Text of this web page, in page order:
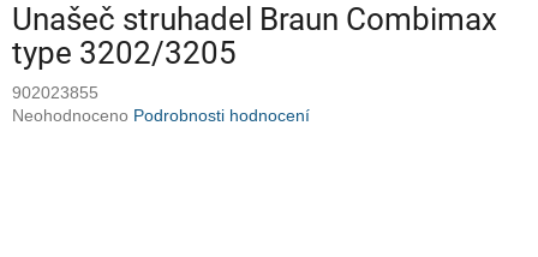
Unašeč struhadel Braun Combimax
type 3202/3205
902023855
Průměrné
Neohodnoceno Podrobnosti hodnocení